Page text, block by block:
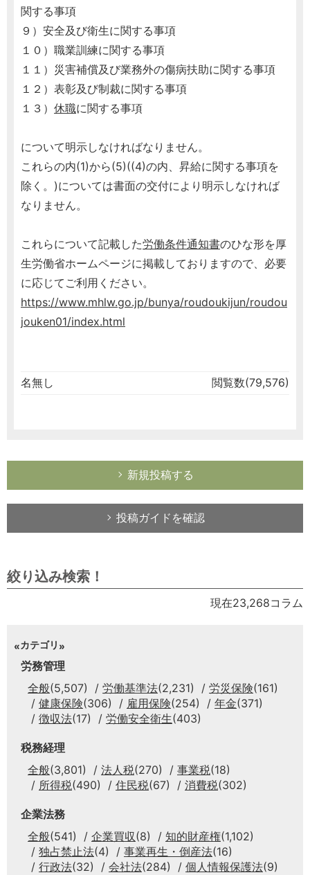
関する事項
９）安全及び衛生に関する事項
１０）職業訓練に関する事項
１１）災害補償及び業務外の傷病扶助に関する事項
１２）表彰及び制裁に関する事項
１３） 休職に関する事項
について明示しなければなりません。
これらの内(1)から(5)((4)の内、昇給に関する事項を
除く。)については書面の交付により明示しなければ
なりません。
これらについて記載した労働条件通知書のひな形を厚
生労働省ホームページに掲載しておりますので、必要
に応じてご利用ください。
https://www.mhlw.go.jp/bunya/roudoukijun/roudou
jouken01/index.html
名無し 閲覧数(79,576)
新規投稿する
投稿ガイドを確認
絞り込み検索！
現在23,268コラム
カテゴリ
労務管理
全般(5,507) 労働基準法(2,231) 労災保険(161)
健康保険(306) 雇用保険(254) 年金(371)
徴収法(17) 労働安全衛生(403)
税務経理
全般(3,801) 法人税(270) 事業税(18)
所得税(490) 住民税(67) 消費税(302)
企業法務
全般(541) 企業買収(8) 知的財産権(1,102)
独占禁止法(4) 事業再生・倒産法(16)
行政法(32) 会社法(284) 個人情報保護法(9)